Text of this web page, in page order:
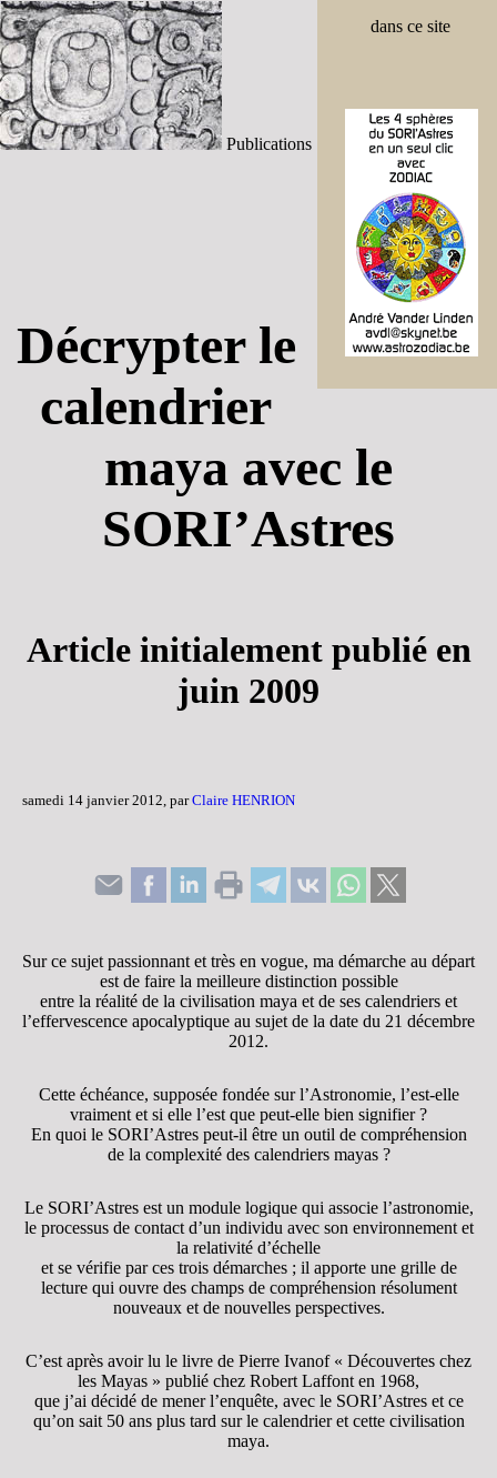
dans ce site
Publications
Décrypter le
calendrier
maya avec le
SORI’Astres
Article initialement publié en
juin 2009
samedi 14 janvier 2012, parClaire HENRION
Sur ce sujet passionnant et très en vogue, ma démarche au départ
est de faire la meilleure distinction possible
entre la réalité de la civilisation maya et de ses calendriers et
l’effervescence apocalyptique au sujet de la date du 21 décembre
2012.
Cette échéance, supposée fondée sur l’Astronomie, l’est-elle
vraiment et si elle l’est que peut-elle bien signifier ?
En quoi le SORI’Astres peut-il être un outil de compréhension
de la complexité des calendriers mayas ?
Le SORI’Astres est un module logique qui associe l’astronomie,
le processus de contact d’un individu avec son environnement et
la relativité d’échelle
et se vérifie par ces trois démarches ; il apporte une grille de
lecture qui ouvre des champs de compréhension résolument
nouveaux et de nouvelles perspectives.
C’est après avoir lu le livre de Pierre Ivanof « Découvertes chez
les Mayas » publié chez Robert Laffont en 1968,
que j’ai décidé de mener l’enquête, avec le SORI’Astres et ce
qu’on sait 50 ans plus tard sur le calendrier et cette civilisation
maya.